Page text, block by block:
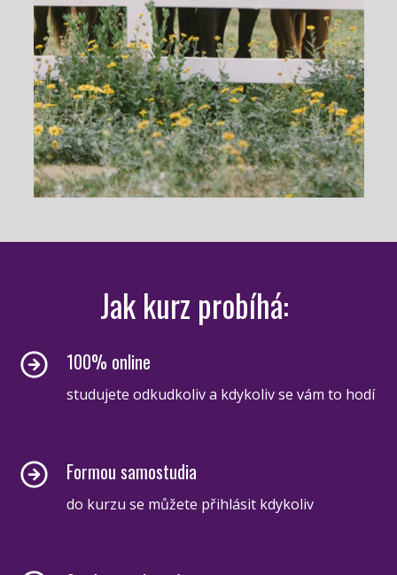
Jak kurz probíhá:
100% online
studujete odkudkoliv a kdykoliv se vám to hodí
Formou samostudia
do kurzu se můžete přihlásit kdykoliv